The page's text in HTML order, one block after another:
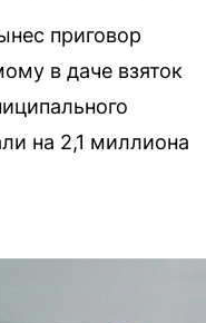
приговор
в даче взяток
на 2,1 миллиона